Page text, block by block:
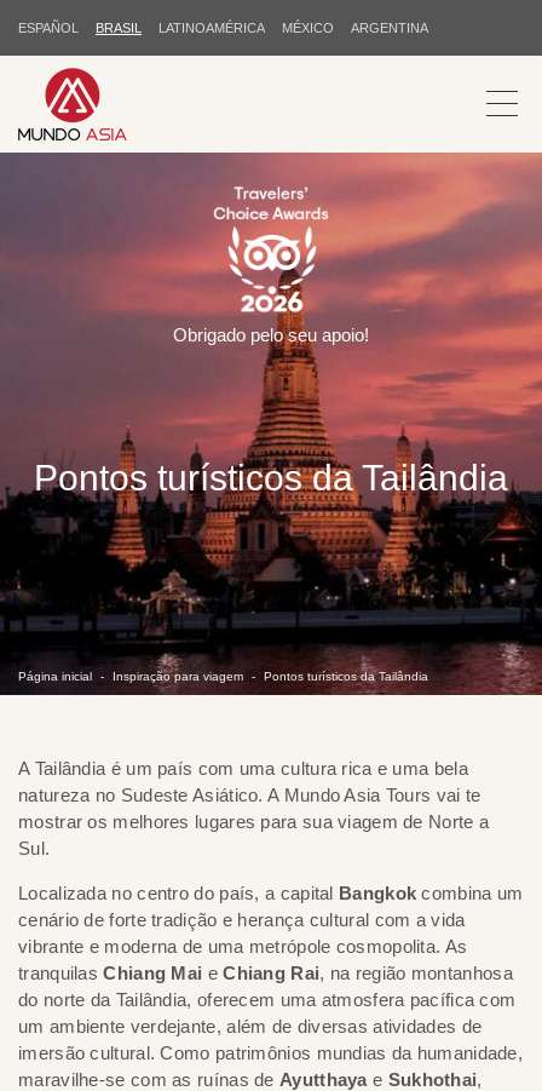
ESPAÑOL BRASIL LATINOAMÉRICA MÉXICO ARGENTINA
Pontos turísticos da Tailândia
Página inicial Inspiração para viagem Pontos turísticos da Tailândia
Obrigado pelo seu apoio!
A Tailândia é um país com uma cultura rica e uma bela
natureza no Sudeste Asiático. A Mundo Asia Tours vai te
mostrar os melhores lugares para sua viagem de Norte a
Sul.
Localizada no centro do país, a capital Bangkok combina um
cenário de forte tradição e herança cultural com a vida
vibrante e moderna de uma metrópole cosmopolita. As
tranquilasChiang Mai eChiang Rai, na região montanhosa
do norte da Tailândia, oferecem uma atmosfera pacífica com
um ambiente verdejante, além de diversas atividades de
imersão cultural. Como patrimônios mundias da humanidade,
maravilhe-se com as ruínas de Ayutthayae Sukhothai,